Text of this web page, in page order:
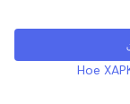
Hoe